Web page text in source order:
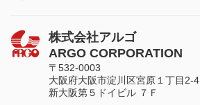
株式会社アルゴ
ARGO CORPORATION
〒532-0003
大阪府大阪市淀川区宮原１丁目2-4
新大阪第５ドイビル ７Ｆ